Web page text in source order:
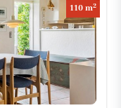
110 m2